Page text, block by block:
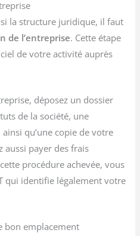
la structure juridique, il faut
de l’entreprise. Cette étape
de votre activité auprès
déposez un dossier
de la société, une
qu’une copie de votre
aussi payer des frais
procédure achevée, vous
qui identifie légalement votre
bon emplacement